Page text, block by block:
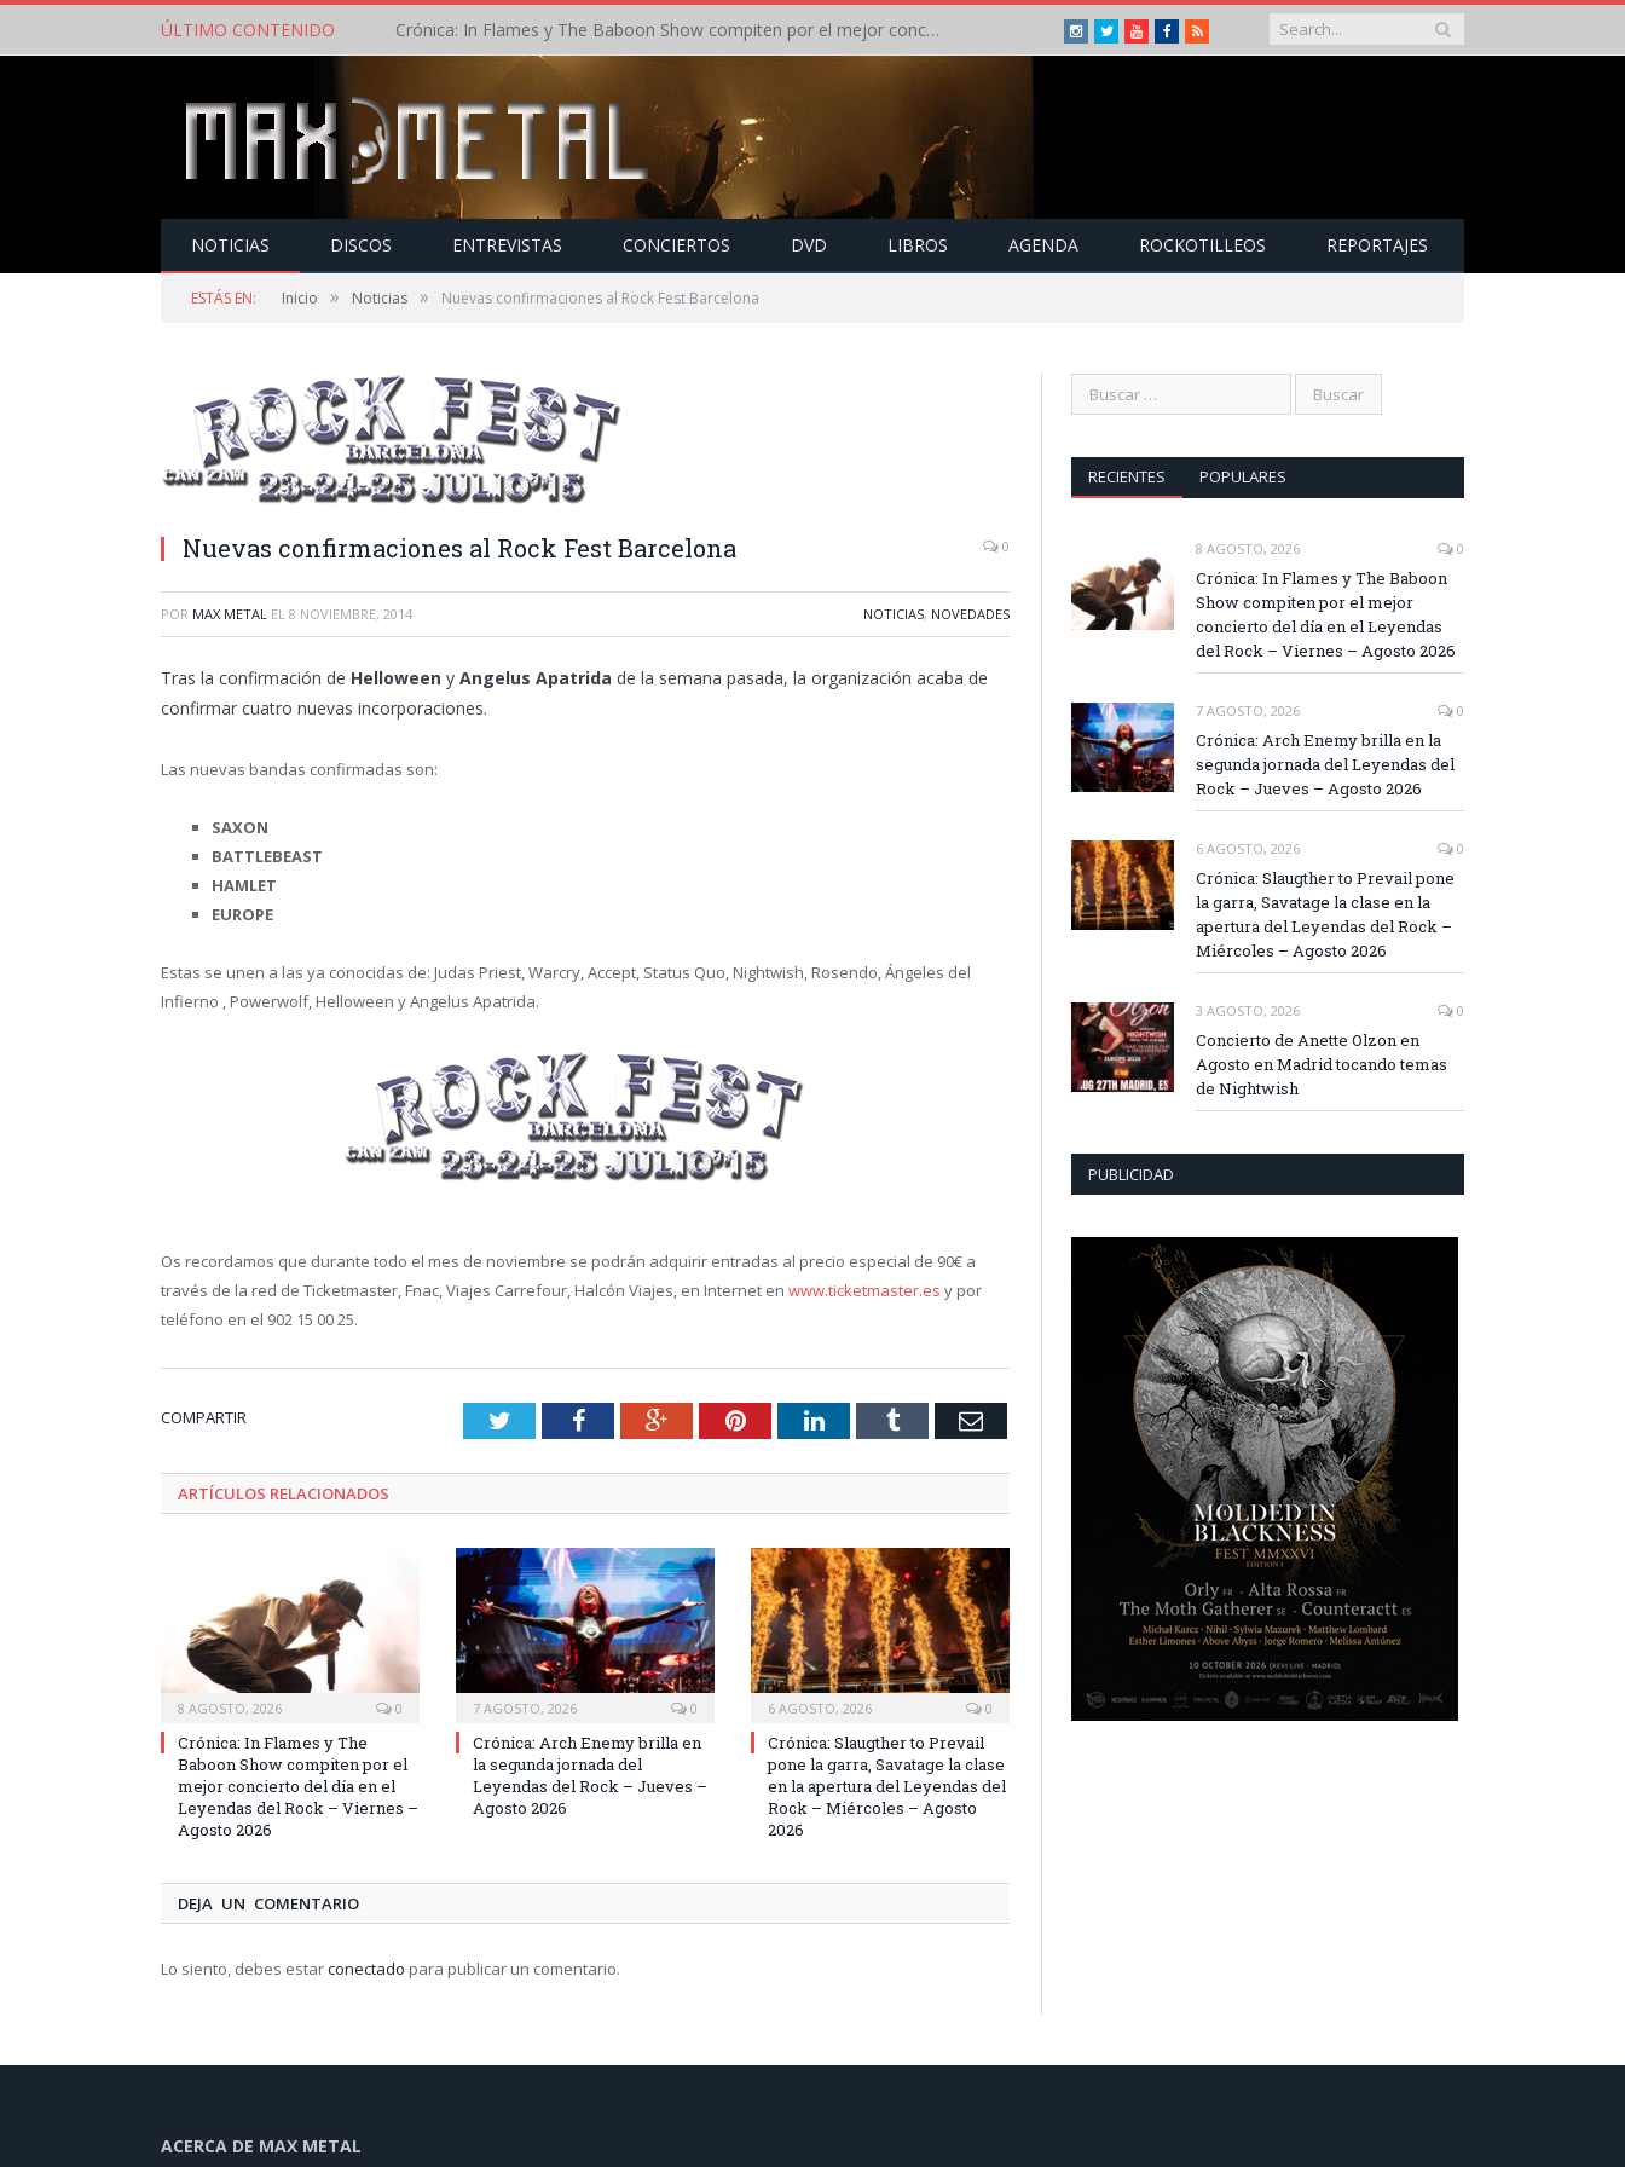
ÚLTIMO CONTENIDO Crónica: In Flames y The Baboon Show compiten por el mejor concierto del día en el Leyendas del Rock – Viernes – Agosto 2026 Instagram
TwitterYoutubeFacebook
RSS
NOTICIAS DISCOS ENTREVISTAS CONCIERTOS DVD LIBROS AGENDA ROCKOTILLEOS REPORTAJES
ESTÁS EN: Inicio » Noticias » Nuevas confirmaciones al Rock Fest Barcelona
Nuevas confirmaciones al Rock Fest Barcelona 0
POR MAX METAL EL 8 NOVIEMBRE, 2014 NOTICIAS, NOVEDADES
Tras la confirmación de Helloween y Angelus Apatrida de la semana pasada, la organización acaba de
confirmar cuatro nuevas incorporaciones.
Las nuevas bandas confirmadas son:
SAXON
BATTLEBEAST
HAMLET
EUROPE
Estas se unen a las ya conocidas de: Judas Priest, Warcry, Accept, Status Quo, Nightwish, Rosendo, Ángeles del
Infierno , Powerwolf, Helloween y Angelus Apatrida.
Os recordamos que durante todo el mes de noviembre se podrán adquirir entradas al precio especial de 90€ a
través de la red de Ticketmaster, Fnac, Viajes Carrefour, Halcón Viajes, en Internet en www.ticketmaster.es y por
teléfono en el 902 15 00 25.
COMPARTIR TwitterFacebookGoogle+PinterestLinkedInTumblr Email
ARTÍCULOS RELACIONADOS
8 AGOSTO, 2026 0
Crónica: In Flames y The
Baboon Show compiten por el
mejor concierto del día en el
Leyendas del Rock – Viernes –
Agosto 2026
7 AGOSTO, 2026 0
Crónica: Arch Enemy brilla en
la segunda jornada del
Leyendas del Rock – Jueves –
Agosto 2026
6 AGOSTO, 2026 0
Crónica: Slaugther to Prevail
pone la garra, Savatage la clase
en la apertura del Leyendas del
Rock – Miércoles – Agosto
2026
DEJA UN COMENTARIO
Lo siento, debes estarconectado para publicar un comentario.
RECIENTES POPULARES
8 AGOSTO, 2026 0
Crónica: In Flames y The Baboon
Show compiten por el mejor
concierto del día en el Leyendas
del Rock – Viernes – Agosto 2026
7 AGOSTO, 2026 0
Crónica: Arch Enemy brilla en la
segunda jornada del Leyendas del
Rock – Jueves – Agosto 2026
6 AGOSTO, 2026 0
Crónica: Slaugther to Prevail pone
la garra, Savatage la clase en la
apertura del Leyendas del Rock –
Miércoles – Agosto 2026
3 AGOSTO, 2026 0
Concierto de Anette Olzon en
Agosto en Madrid tocando temas
de Nightwish
PUBLICIDAD
ACERCA DE MAX METAL